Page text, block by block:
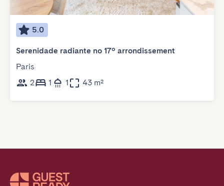
5.0
Serenidade radiante no 17º arrondissement
Paris
2
1 1 43 m²